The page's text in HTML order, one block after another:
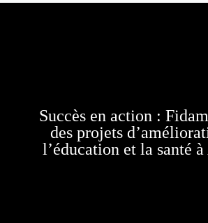
Succès en action :
des projets
l’éducation et la santé